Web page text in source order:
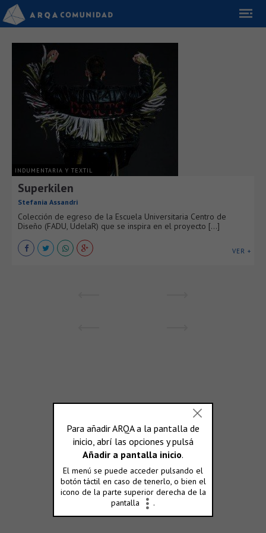
INDUMENTARIA Y TEXTIL
Superkilen
Stefania Assandri
Colección de egreso de la Escuela Universitaria Centro de
Diseño (FADU, UdelaR) que se inspira en el proyecto [...]
VER +